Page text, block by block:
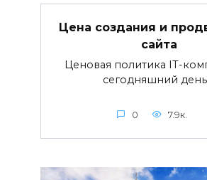
Цена создания и
сайта
Ценовая политика IT-
сегодняшний
0 7.9к.